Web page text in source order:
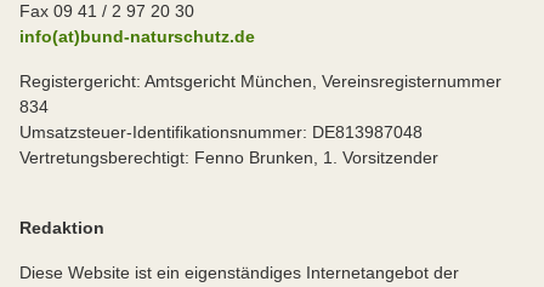
Fax 09 41 / 2 97 20 30
info(at)bund-naturschutz.de
Registergericht: Amtsgericht München, Vereinsregisternummer
834
Umsatzsteuer-Identifikationsnummer: DE813987048
Vertretungsberechtigt: Fenno Brunken, 1. Vorsitzender
Redaktion
Diese Website ist ein eigenständiges Internetangebot der